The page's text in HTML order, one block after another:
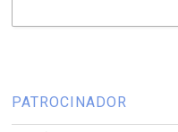
PATROCINADOR